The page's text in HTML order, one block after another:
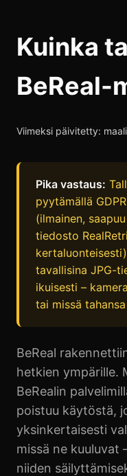
Kuinka
BeReal-
Viimeksi päivitetty:
Pika vastaus:
pyytämällä
(ilmainen,
tiedosto
tavallisina JPG-
ikuisesti –
tai missä
BeReal
hetkien ympärille.
BeRealin
poistuu käytöstä,
yksinkertaisesti
missä ne kuuluvat
niiden